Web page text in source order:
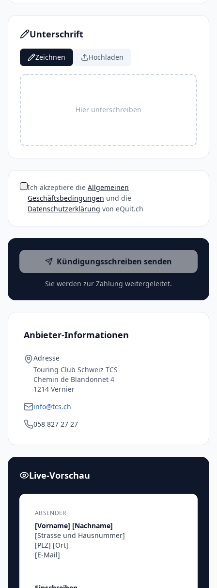
Unterschrift
Zeichnen Hochladen
Hier unterschreiben
Ich akzeptiere die Allgemeinen
Geschäftsbedingungen und die
Datenschutzerklärung von eQuit.ch
Kündigungsschreiben senden
Sie werden zur Zahlung weitergeleitet.
Anbieter-Informationen
Adresse
Touring Club Schweiz TCS
Chemin de Blandonnet 4
1214 Vernier
info@tcs.ch
058 827 27 27
Live-Vorschau
ABSENDER
[Vorname] [Nachname]
[Strasse und Hausnummer]
[PLZ] [Ort]
[E-Mail]